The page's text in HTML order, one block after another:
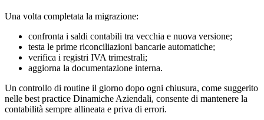
Una volta completata la migrazione:
confronta i saldi contabili tra vecchia e nuova versione;
testa le prime riconciliazioni bancarie automatiche;
verifica i registri IVA trimestrali;
aggiorna la documentazione interna.
Un controllo di routine il giorno dopo ogni chiusura, come suggerito
nelle best practice Dinamiche Aziendali, consente di mantenere la
contabilità sempre allineata e priva di errori.